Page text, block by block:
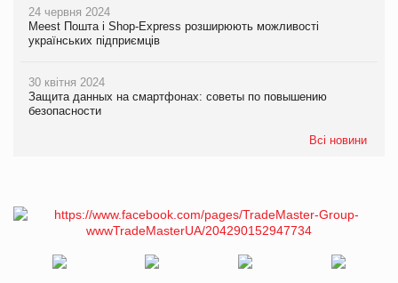
24 червня 2024
Meest Пошта і Shop-Express розширюють можливості
українських підприємців
30 квітня 2024
Защита данных на смартфонах: советы по повышению
безопасности
Всі новини